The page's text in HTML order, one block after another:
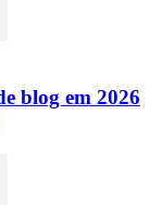
blog em 2026